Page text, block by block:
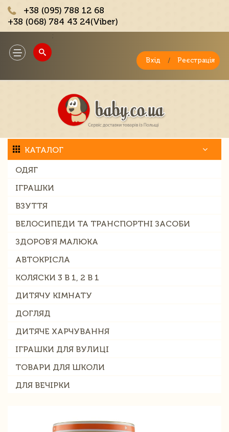
+38 (095) 788 12 68
+38 (068) 784 43 24(Viber)
Toggle
navigation
Вхід / Реєстрація
КАТАЛОГ
ОДЯГ
ІГРАШКИ
ВЗУТТЯ
ВЕЛОСИПЕДИ ТА ТРАНСПОРТНІ ЗАСОБИ
ЗДОРОВ'Я МАЛЮКА
АВТОКРІСЛА
КОЛЯСКИ 3 В 1, 2 В 1
ДИТЯЧУ КІМНАТУ
ДОГЛЯД
ДИТЯЧЕ ХАРЧУВАННЯ
ІГРАШКИ ДЛЯ ВУЛИЦІ
ТОВАРИ ДЛЯ ШКОЛИ
ДЛЯ ВЕЧІРКИ